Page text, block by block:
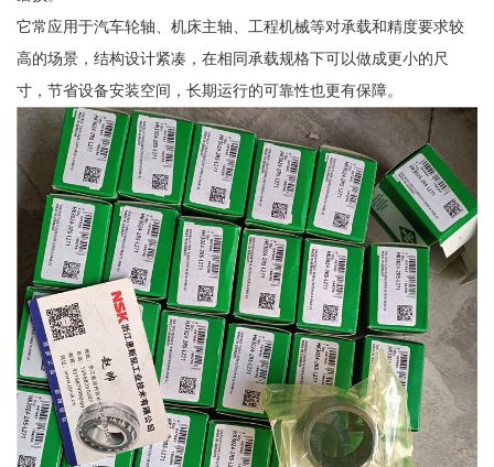
它常应用于汽车轮轴、机床主轴、工程机械等对承载和精度要求较
高的场景，结构设计紧凑，在相同承载规格下可以做成更小的尺
寸，节省设备安装空间，长期运行的可靠性也更有保障。